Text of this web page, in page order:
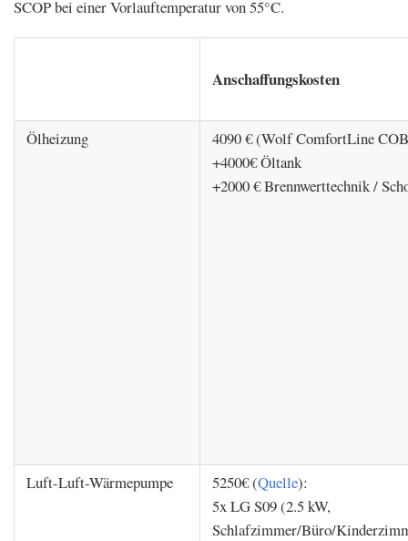
SCOP bei einer Vorlauftemperatur von 55°C.
Anschaffungskosten
Ölheizung
4090 € (Wolf ComfortLine
+4000€ Öltank
+2000 € Brennwerttechnik /
Luft-Luft-Wärmepumpe 5250€ (Quelle):
5x LG S09 (2.5 kW,
Schlafzimmer/Büro/